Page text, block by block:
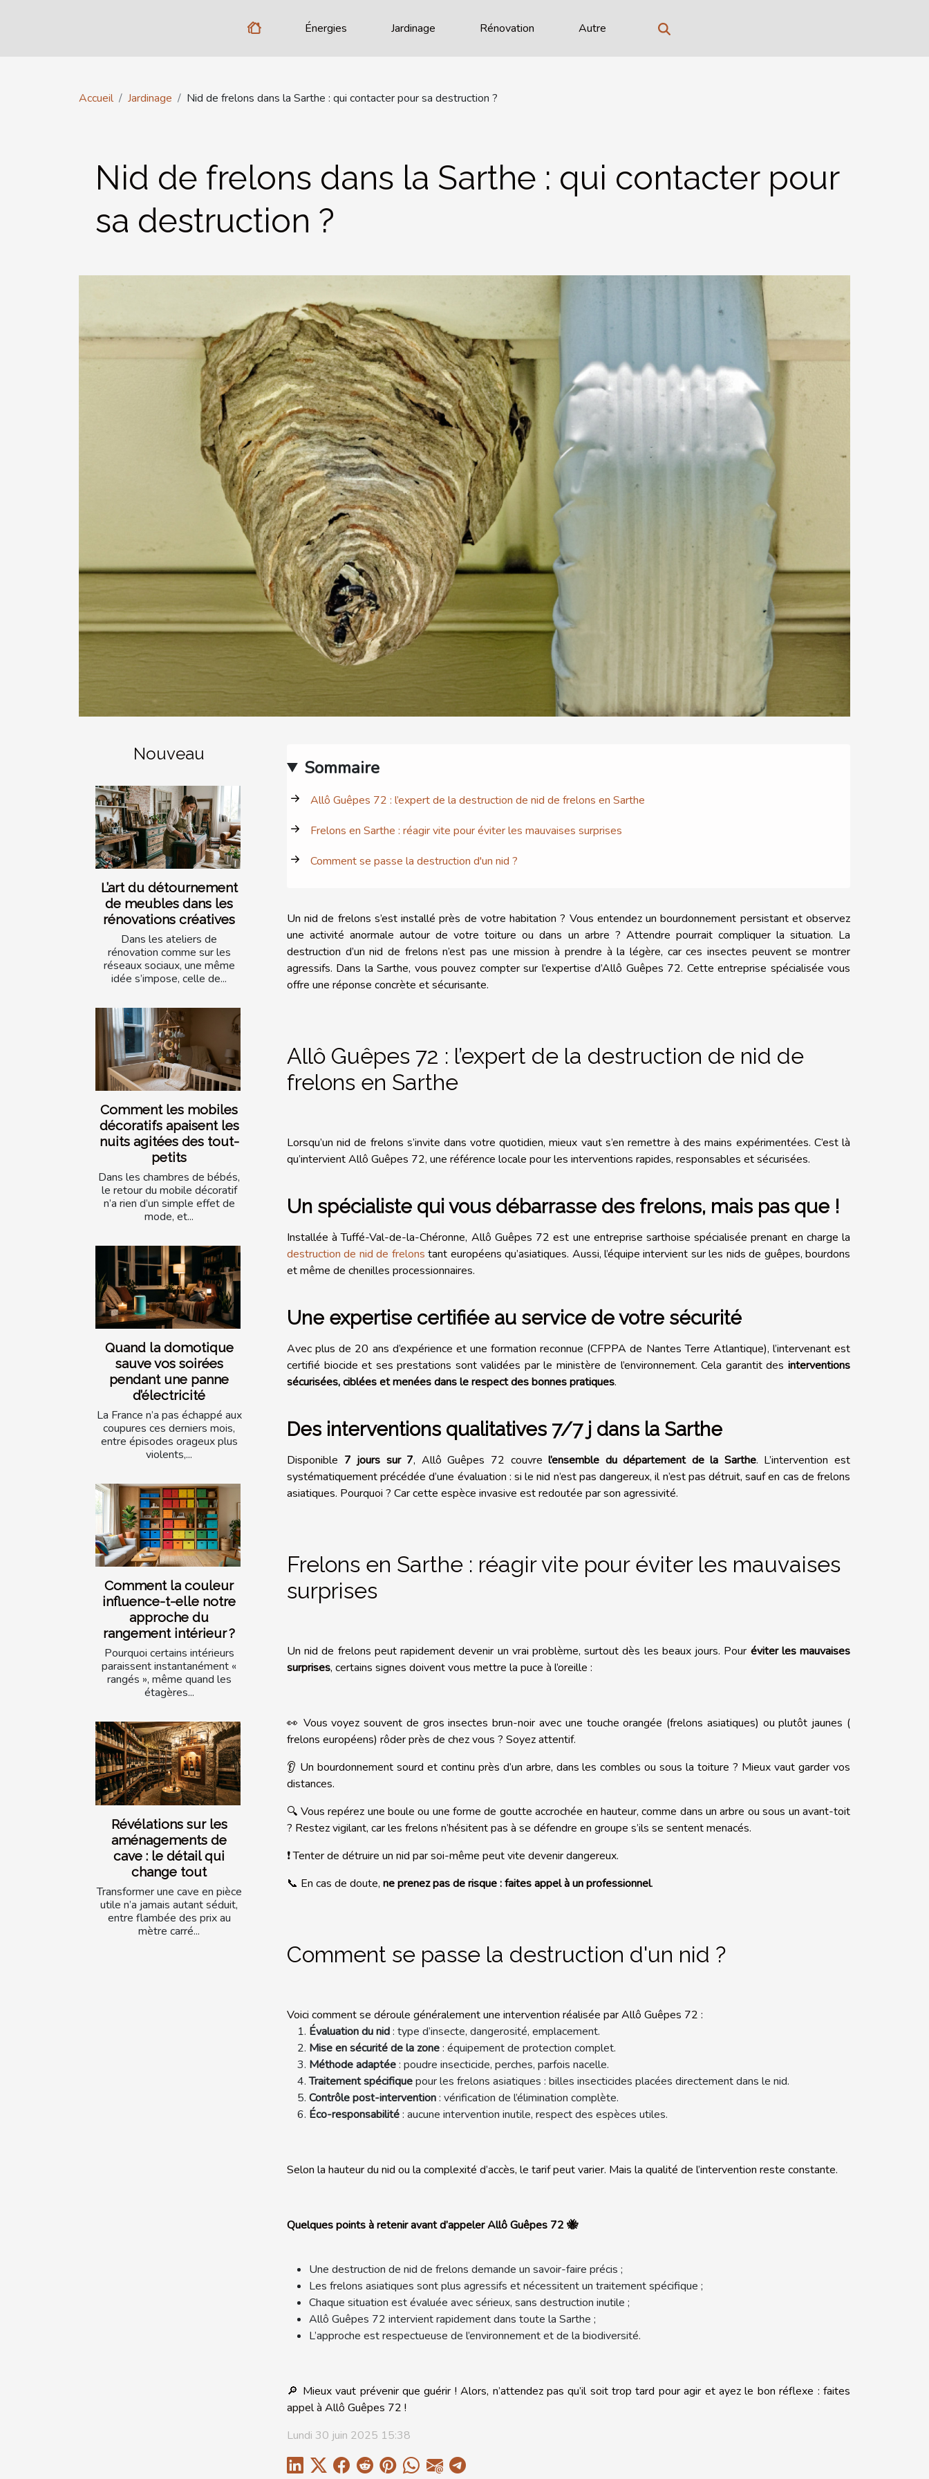
Énergies Jardinage Rénovation Autre
Accueil Jardinage Nid de frelons dans la Sarthe : qui contacter pour sa destruction ?
Nid de frelons dans la Sarthe : qui contacter pour
sa destruction ?
Nouveau
L’art du détournement
de meubles dans les
rénovations créatives
Dans les ateliers de
rénovation comme sur les
réseaux sociaux, une même
idée s’impose, celle de...
Comment les mobiles
décoratifs apaisent les
nuits agitées des tout-
petits
Dans les chambres de bébés,
le retour du mobile décoratif
n’a rien d’un simple effet de
mode, et...
Quand la domotique
sauve vos soirées
pendant une panne
d’électricité
La France n’a pas échappé aux
coupures ces derniers mois,
entre épisodes orageux plus
violents,...
Comment la couleur
influence-t-elle notre
approche du
rangement intérieur ?
Pourquoi certains intérieurs
paraissent instantanément «
rangés », même quand les
étagères...
Révélations sur les
aménagements de
cave : le détail qui
change tout
Transformer une cave en pièce
utile n’a jamais autant séduit,
entre flambée des prix au
mètre carré...
Sommaire
Allô Guêpes 72 : l’expert de la destruction de nid de frelons en Sarthe
Frelons en Sarthe : réagir vite pour éviter les mauvaises surprises
Comment se passe la destruction d'un nid ?
Un nid de frelons s’est installé près de votre habitation ? Vous entendez un bourdonnement persistant et observez
une activité anormale autour de votre toiture ou dans un arbre ? Attendre pourrait compliquer la situation. La
destruction d’un nid de frelons n’est pas une mission à prendre à la légère, car ces insectes peuvent se montrer
agressifs. Dans la Sarthe, vous pouvez compter sur l’expertise d’Allô Guêpes 72. Cette entreprise spécialisée vous
offre une réponse concrète et sécurisante.
Allô Guêpes 72 : l’expert de la destruction de nid de
frelons en Sarthe
Lorsqu’un nid de frelons s’invite dans votre quotidien, mieux vaut s’en remettre à des mains expérimentées. C’est là
qu’intervient Allô Guêpes 72, une référence locale pour les interventions rapides, responsables et sécurisées.
Un spécialiste qui vous débarrasse des frelons, mais pas que !
Installée à Tuffé-Val-de-la-Chéronne, Allô Guêpes 72 est une entreprise sarthoise spécialisée prenant en charge la
destruction de nid de frelons tant européens qu’asiatiques. Aussi, l’équipe intervient sur les nids de guêpes, bourdons
et même de chenilles processionnaires.
Une expertise certifiée au service de votre sécurité
Avec plus de 20 ans d’expérience et une formation reconnue (CFPPA de Nantes Terre Atlantique), l’intervenant est
certifié biocide et ses prestations sont validées par le ministère de l’environnement. Cela garantit des interventions
sécurisées, ciblées et menées dans le respect des bonnes pratiques.
Des interventions qualitatives 7/7 j dans la Sarthe
Disponible 7 jours sur 7, Allô Guêpes 72 couvrel’ensemble du département de la Sarthe. L’intervention est
systématiquement précédée d’une évaluation : si le nid n’est pas dangereux, il n’est pas détruit, sauf en cas de frelons
asiatiques. Pourquoi ? Car cette espèce invasive est redoutée par son agressivité.
Frelons en Sarthe : réagir vite pour éviter les mauvaises
surprises
Un nid de frelons peut rapidement devenir un vrai problème, surtout dès les beaux jours. Pour éviter les mauvaises
surprises, certains signes doivent vous mettre la puce à l’oreille :
👀 Vous voyez souvent de gros insectes brun-noir avec une touche orangée (frelons asiatiques) ou plutôt jaunes (
frelons européens) rôder près de chez vous ? Soyez attentif.
👂 Un bourdonnement sourd et continu près d’un arbre, dans les combles ou sous la toiture ? Mieux vaut garder vos
distances.
🔍 Vous repérez une boule ou une forme de goutte accrochée en hauteur, comme dans un arbre ou sous un avant-toit
? Restez vigilant, car les frelons n’hésitent pas à se défendre en groupe s’ils se sentent menacés.
❗ Tenter de détruire un nid par soi-même peut vite devenir dangereux.
📞 En cas de doute, ne prenez pas de risque : faites appel à un professionnel.
Comment se passe la destruction d'un nid ?
Voici comment se déroule généralement une intervention réalisée par Allô Guêpes 72 :
Évaluation du nid: type d’insecte, dangerosité, emplacement.
Mise en sécurité de la zone: équipement de protection complet.
Méthode adaptée: poudre insecticide, perches, parfois nacelle.
Traitement spécifiquepour les frelons asiatiques : billes insecticides placées directement dans le nid.
Contrôle post-intervention: vérification de l’élimination complète.
Éco-responsabilité: aucune intervention inutile, respect des espèces utiles.
Selon la hauteur du nid ou la complexité d’accès, le tarif peut varier. Mais la qualité de l’intervention reste constante.
Quelques points à retenir avant d’appeler Allô Guêpes 72 🐝
Une destruction de nid de frelons demande un savoir-faire précis ;
Les frelons asiatiques sont plus agressifs et nécessitent un traitement spécifique ;
Chaque situation est évaluée avec sérieux, sans destruction inutile ;
Allô Guêpes 72 intervient rapidement dans toute la Sarthe ;
L’approche est respectueuse de l’environnement et de la biodiversité.
🔎 Mieux vaut prévenir que guérir ! Alors, n’attendez pas qu’il soit trop tard pour agir et ayez le bon réflexe : faites
appel à Allô Guêpes 72 !
Lundi 30 juin 2025 15:38